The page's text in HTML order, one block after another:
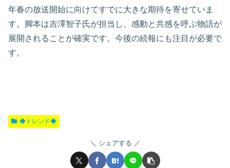
年春の放送開始に向けてすでに大きな期待を寄せていま
す。脚本は吉澤智子氏が担当し、感動と共感を呼ぶ物語が
展開されることが確実です。今後の続報にも注目が必要で
す。
◆トレンド◆
シェアする